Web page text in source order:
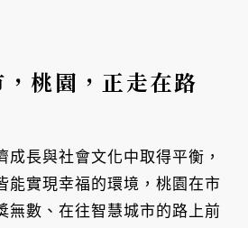
桃園，正走在路
成長與社會文化中取得平衡，
能實現幸福的環境，桃園在市
無數、在往智慧城市的路上前